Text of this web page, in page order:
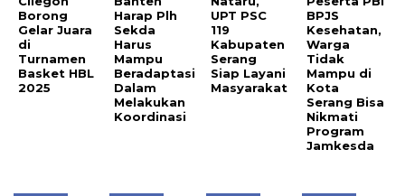
Borong
Gelar Juara
di
Turnamen
Basket HBL
2025
Harap Plh
Sekda
Harus
Mampu
Beradaptasi
Dalam
Melakukan
Koordinasi
UPT PSC
119
Kabupaten
Serang
Siap Layani
Masyarakat
BPJS
Kesehatan‎,
Warga
Tidak
Mampu di
Kota
Serang Bisa
Nikmati
Program
Jamkesda